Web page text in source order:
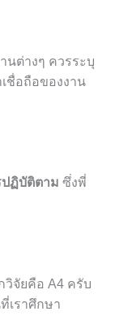
ต่างๆ ควรระบุ
ชื่อถือของงาน
ฏิบัติตาม ซึ่งพี่
จัยคือ A4 ครับ
เราศึกษา